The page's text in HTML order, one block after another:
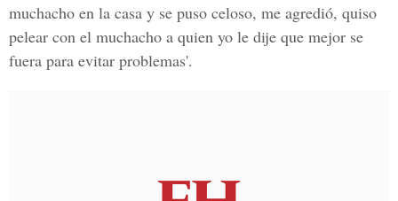
muchacho en la casa y se puso celoso, me agredió, quiso
pelear con el muchacho a quien yo le dije que mejor se
fuera para evitar problemas'.